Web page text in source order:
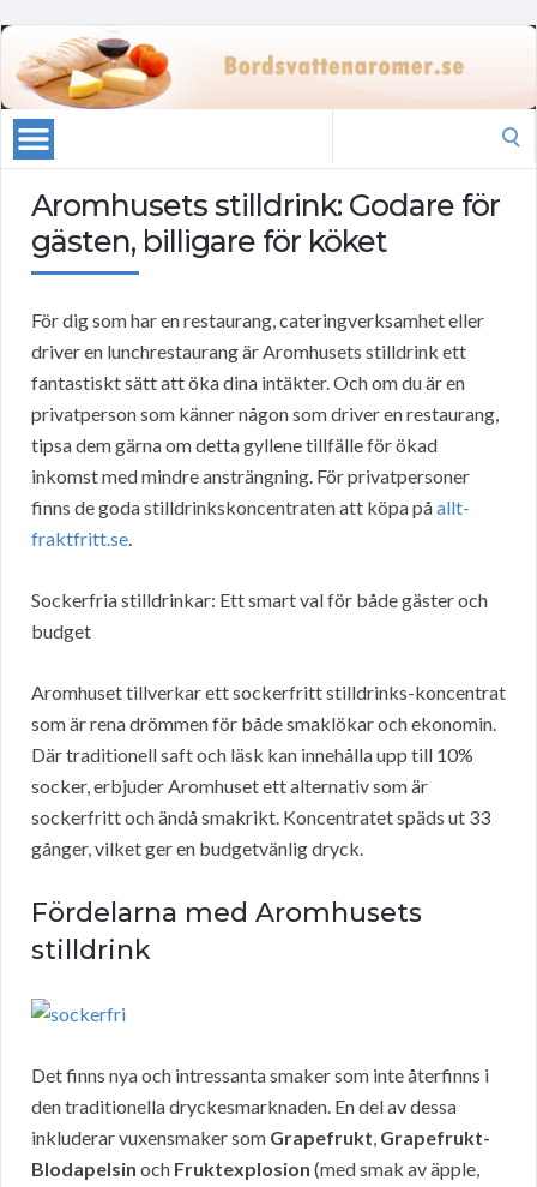
Aromhusets stilldrink: Godare för
gästen, billigare för köket
För dig som har en restaurang, cateringverksamhet eller
driver en lunchrestaurang är Aromhusets stilldrink ett
fantastiskt sätt att öka dina intäkter. Och om du är en
privatperson som känner någon som driver en restaurang,
tipsa dem gärna om detta gyllene tillfälle för ökad
inkomst med mindre ansträngning. För privatpersoner
finns de goda stilldrinkskoncentraten att köpa påallt-
fraktfritt.se.
Sockerfria stilldrinkar: Ett smart val för både gäster och
budget
Aromhuset tillverkar ett sockerfritt stilldrinks-koncentrat
som är rena drömmen för både smaklökar och ekonomin.
Där traditionell saft och läsk kan innehålla upp till 10%
socker, erbjuder Aromhuset ett alternativ som är
sockerfritt och ändå smakrikt. Koncentratet späds ut 33
gånger, vilket ger en budgetvänlig dryck.
Fördelarna med Aromhusets
stilldrink
Det finns nya och intressanta smaker som inte återfinns i
den traditionella dryckesmarknaden. En del av dessa
inkluderar vuxensmaker som Grapefrukt, Grapefrukt-
Blodapelsin och Fruktexplosion (med smak av äpple,